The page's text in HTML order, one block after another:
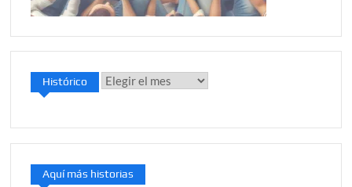
Histórico Histórico
Aquí más historias